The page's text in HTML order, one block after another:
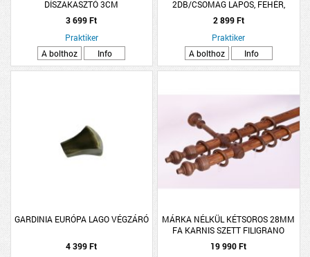
DÍSZAKASZTÓ 3CM
3 699 Ft
Praktiker
A bolthoz
Info
2DB/CSOMAG LAPOS, FEHÉR,
MŰANYAG/FÉM
2 899 Ft
Praktiker
A bolthoz
Info
GARDINIA EURÓPA LAGO VÉGZÁRÓ
4 399 Ft
MÁRKA NÉLKÜL KÉTSOROS 28MM
FA KARNIS SZETT FILIGRANO
200CM, DIÓ SZÍNŰ
19 990 Ft